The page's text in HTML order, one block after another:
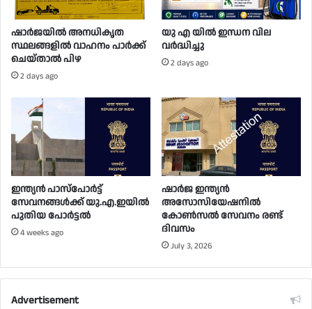
ഷാർജയിൽ അനധികൃത
സ്ഥലങ്ങളിൽ വാഹനം പാർക്ക്
ചെയ്താൽ പിഴ
2 days ago
യു എ യിൽ ഇന്ധന വില
വർദ്ധിച്ചു
2 days ago
ഇന്ത്യൻ പാസ്പോർട്ട്
സേവനങ്ങൾക്ക് യു.എ.ഇയിൽ
പുതിയ പോർട്ടൽ
4 weeks ago
ഷാർജ ഇന്ത്യൻ
അസോസിയേഷനിൽ
കോൺസൽ സേവനം രണ്ട്
ദിവസം
July 3, 2026
Advertisement